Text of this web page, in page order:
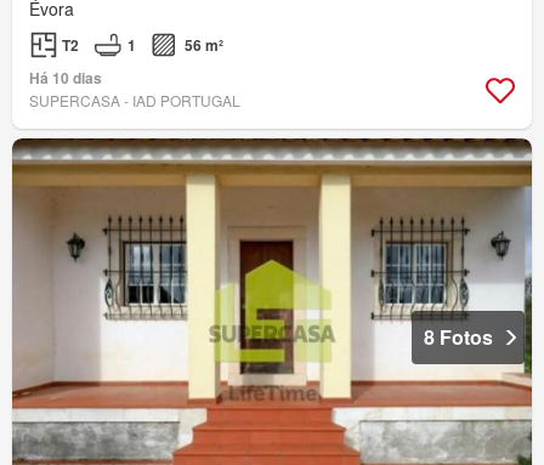
Évora
T2 1
56 m²
Há 10 dias
SUPERCASA - IAD PORTUGAL
8 Fotos